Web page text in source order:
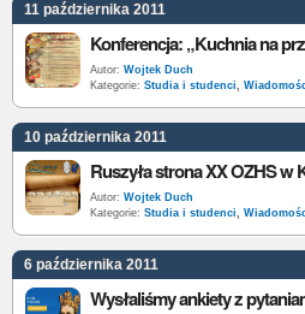
11 października 2011
Konferencja: „Kuchnia na
Autor: Wojtek Duch
Kategorie: Studia i studenci,
10 października 2011
Ruszyła strona XX OZHS w
Autor: Wojtek Duch
Kategorie: Studia i studenci,
6 października 2011